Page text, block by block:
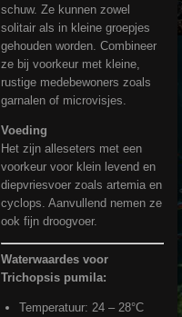
schuw. Ze kunnen zowel
solitair als in kleine groepjes
gehouden worden. Combineer
ze bij voorkeur met kleine,
rustige medebewoners zoals
garnalen of microvisjes.
Voeding
Het zijn alleseters met een
voorkeur voor klein levend en
diepvriesvoer zoals artemia en
cyclops. Aanvullend nemen ze
ook fijn droogvoer.
Waterwaardes voor
Trichopsis pumila:
Temperatuur: 24 – 28°C